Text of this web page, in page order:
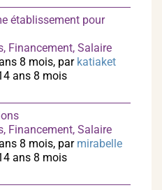
établissement pour
Financement, Salaire
8 mois, par katiaket
ans 8 mois
Financement, Salaire
8 mois, par mirabelle
ans 8 mois